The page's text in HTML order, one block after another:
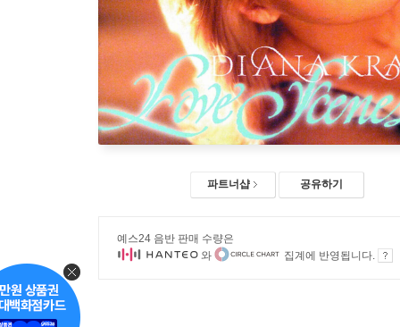
파트너샵 공유하기
예스24 음반 판매 수량은
와
집계에 반영됩니다.